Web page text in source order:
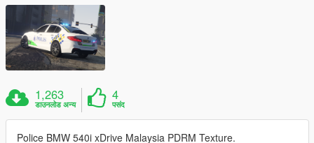
1,263
डाउनलोड अन्य
4
पसंद
Police BMW 540i xDrive Malaysia PDRM Texture.